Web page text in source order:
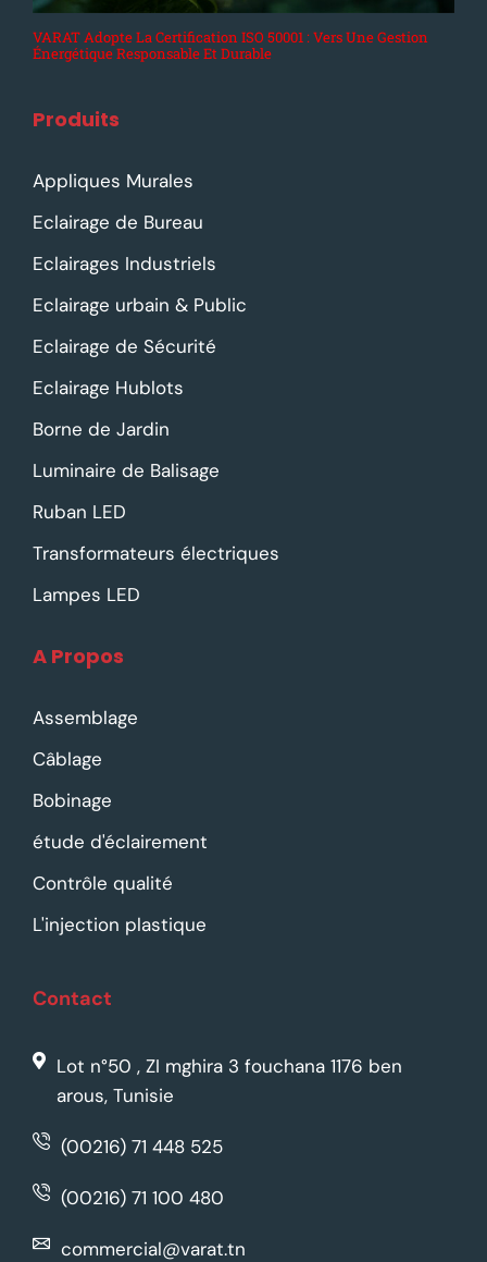
VARAT Adopte La Certification ISO 50001 : Vers Une Gestion
Énergétique Responsable Et Durable
Produits
Appliques Murales
Eclairage de Bureau
Eclairages Industriels
Eclairage urbain & Public
Eclairage de Sécurité
Eclairage Hublots
Borne de Jardin
Luminaire de Balisage
Ruban LED
Transformateurs électriques
Lampes LED
A Propos
Assemblage
Câblage
Bobinage
étude d'éclairement
Contrôle qualité
L'injection plastique
Contact
Lot n°50 , ZI mghira 3 fouchana 1176 ben
arous, Tunisie
(00216) 71 448 525
(00216) 71 100 480
commercial@varat.tn